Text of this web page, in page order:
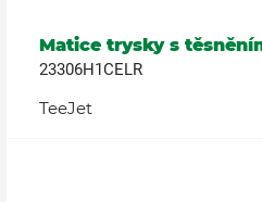
Matice trysky s
23306H1CELR
TeeJet